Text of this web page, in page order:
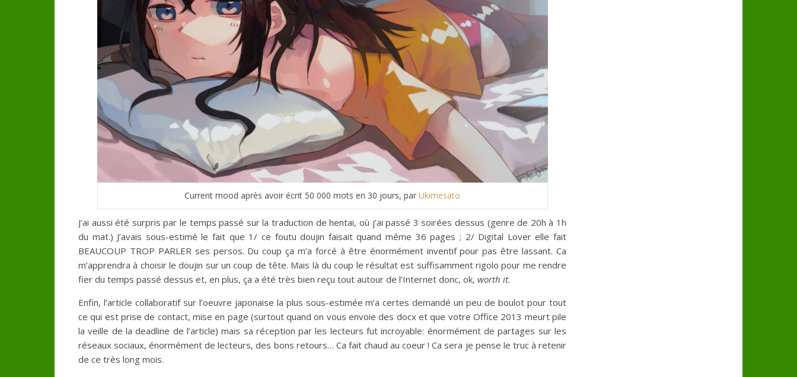
Current mood après avoir écrit 50 000 mots en 30 jours, par Ukimesato
J’ai aussi été surpris par le temps passé sur la traduction de hentai, où j’ai passé 3 soirées dessus (genre de 20h à 1h
du mat.) J’avais sous-estimé le fait que 1/ ce foutu doujin faisait quand même 36 pages ; 2/ Digital Lover elle fait
BEAUCOUP TROP PARLER ses persos. Du coup ça m’a forcé à être énormément inventif pour pas être lassant. Ca
m’apprendra à choisir le doujin sur un coup de tête. Mais là du coup le résultat est suffisamment rigolo pour me rendre
fier du temps passé dessus et, en plus, ça a été très bien reçu tout autour de l’Internet donc, ok, worth it.
Enfin, l’article collaboratif sur l’oeuvre japonaise la plus sous-estimée m’a certes demandé un peu de boulot pour tout
ce qui est prise de contact, mise en page (surtout quand on vous envoie des docx et que votre Office 2013 meurt pile
la veille de la deadline de l’article) mais sa réception par les lecteurs fut incroyable: énormément de partages sur les
réseaux sociaux, énormément de lecteurs, des bons retours… Ca fait chaud au coeur ! Ca sera je pense le truc à retenir
de ce très long mois.